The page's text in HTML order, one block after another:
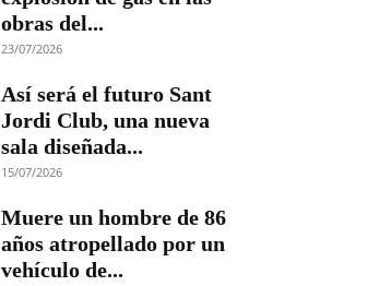
obras del...
23/07/2026
Así será el futuro Sant
Jordi Club, una nueva
sala diseñada...
15/07/2026
Muere un hombre de 86
años atropellado por un
vehículo de...